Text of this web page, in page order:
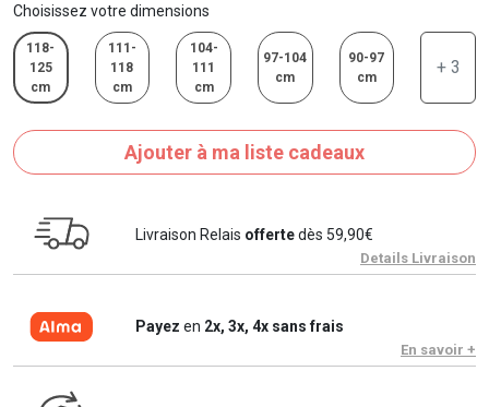
Choisissez votre dimensions
118-
125
cm
111-
118
cm
104-
111
cm
97-104
cm
90-97
cm
+ 3
Ajouter à ma liste cadeaux
Livraison Relais offertedès 59,90€
Details Livraison
Payez en 2x, 3x, 4x sans frais
En savoir +